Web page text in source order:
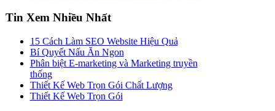
Tin Xem Nhiều Nhất
15 Cách Làm SEO Website Hiệu Quả
Bí Quyết Nấu Ăn Ngon
Phân biệt E-marketing và Marketing truyền
thống
Thiết Kế Web Trọn Gói Chất Lượng
Thiết Kế Web Trọn Gói